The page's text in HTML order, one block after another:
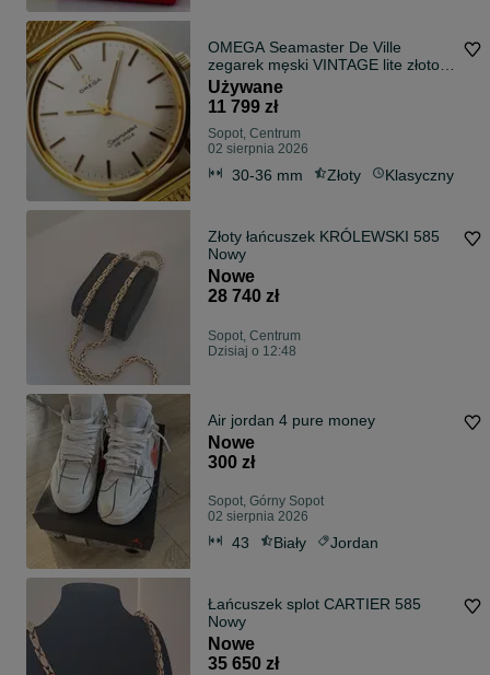
OMEGA Seamaster De Ville
zegarek męski VINTAGE lite złoto
14K /585 cal. 600
Używane
11 799 zł
Sopot, Centrum
02 sierpnia 2026
30-36 mm Złoty Klasyczny
Złoty łańcuszek KRÓLEWSKI 585
Nowy
Nowe
28 740 zł
Sopot, Centrum
Dzisiaj o 12:48
Air jordan 4 pure money
Nowe
300 zł
Sopot, Górny Sopot
02 sierpnia 2026
43 Biały Jordan
Łańcuszek splot CARTIER 585
Nowy
Nowe
35 650 zł